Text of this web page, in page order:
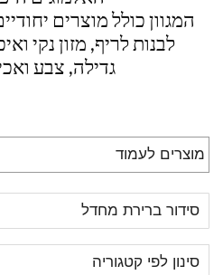
המגוון כולל מוצרים
לבנות לריף, מזון נקי
גדילה, צבע